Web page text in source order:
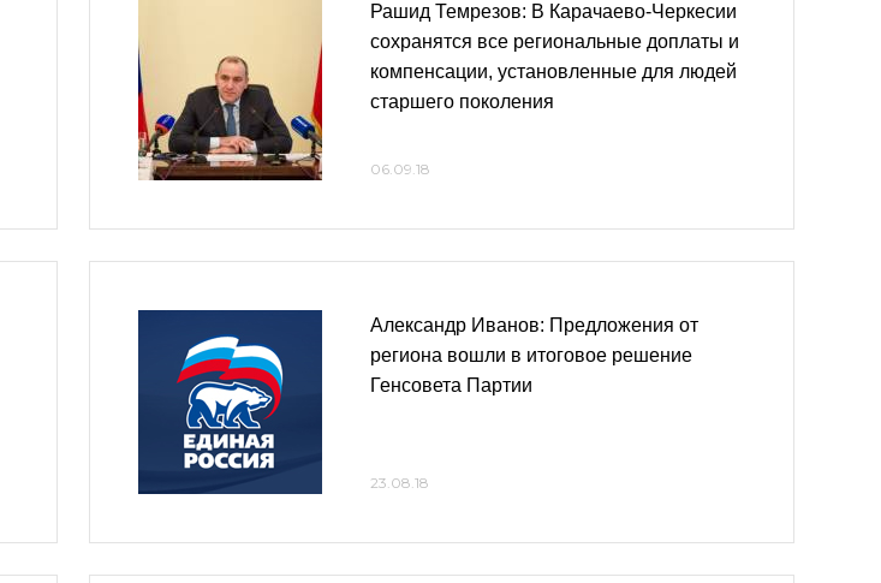
Рашид Темрезов: В Карачаево-Черкесии
сохранятся все региональные доплаты и
компенсации, установленные для людей
старшего поколения
06.09.18
Александр Иванов: Предложения от
региона вошли в итоговое решение
Генсовета Партии
23.08.18